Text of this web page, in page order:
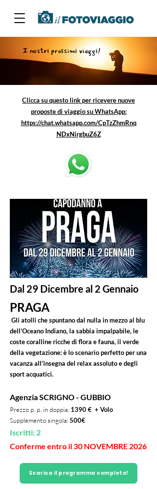
I nostri prossimi viaggi!
Clicca su questo link per ricevere nuove
proposte di viaggio su WhatsApp:
https://chat.whatsapp.com/CpTzZhmRnq
NDxNirgbuZ6Z
Dal 29 Dicembre al 2 Gennaio
PRAGA
Gli atolli che spuntano dal nulla in mezzo al blu
dell’Oceano Indiano, la sabbia impalpabile, le
coste coralline ricche di flora e fauna, il verde
della vegetazione: è lo scenario perfetto per una
vacanza all’insegna del relax assoluto e degli
sport acquatici.
Agenzia SCRIGNO - GUBBIO
Prezzo p. p. in doppia: 1390 € + Volo
Supplemento singola: 500€
Iscritti: 2
Conferme entro il 30 NOVEMBRE 2026
Scarica il programma completo!